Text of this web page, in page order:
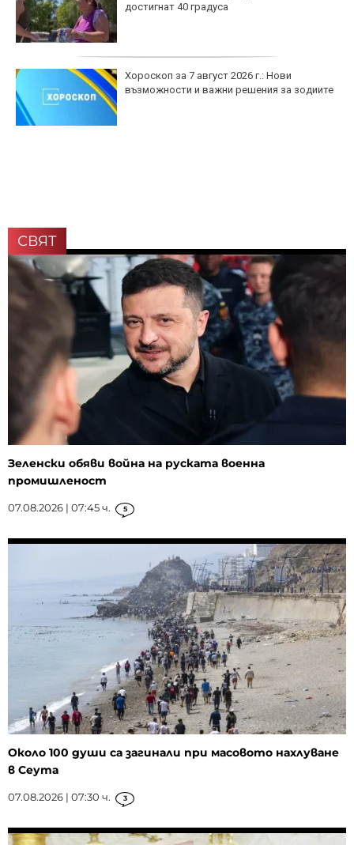
достигнат 40 градуса
Хороскоп за 7 август 2026 г.: Нови
възможности и важни решения за зодиите
СВЯТ
Зеленски обяви война на руската военна
промишленост
07.08.2026 | 07:45 ч. 5
Около 100 души са загинали при масовото нахлуване
в Сеута
07.08.2026 | 07:30 ч. 3